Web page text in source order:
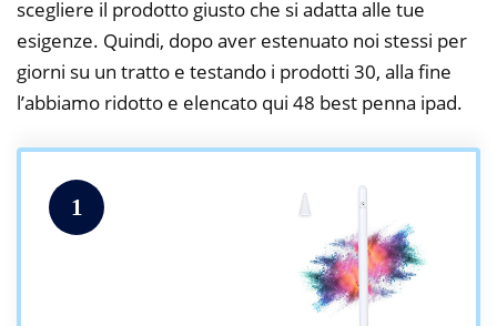
scegliere il prodotto giusto che si adatta alle tue
esigenze. Quindi, dopo aver estenuato noi stessi per
giorni su un tratto e testando i prodotti 30, alla fine
l’abbiamo ridotto e elencato qui 48 best penna ipad.
1